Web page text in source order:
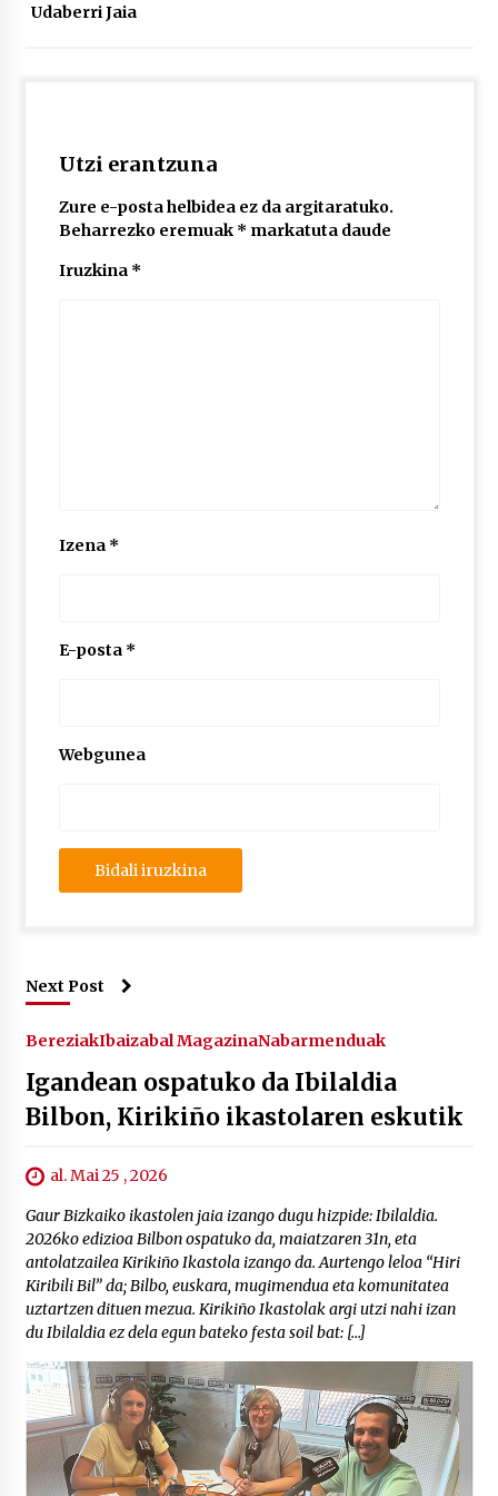
Udaberri Jaia
Utzi erantzuna
Zure e-posta helbidea ez da argitaratuko.
Beharrezko eremuak * markatuta daude
Iruzkina *
Izena *
E-posta *
Webgunea
Next Post
BereziakIbaizabal MagazinaNabarmenduak
Igandean ospatuko da Ibilaldia
Bilbon, Kirikiño ikastolaren eskutik
al. Mai 25 , 2026
Gaur Bizkaiko ikastolen jaia izango dugu hizpide: Ibilaldia.
2026ko edizioa Bilbon ospatuko da, maiatzaren 31n, eta
antolatzailea Kirikiño Ikastola izango da. Aurtengo leloa “Hiri
Kiribili Bil” da; Bilbo, euskara, mugimendua eta komunitatea
uztartzen dituen mezua. Kirikiño Ikastolak argi utzi nahi izan
du Ibilaldia ez dela egun bateko festa soil bat: […]